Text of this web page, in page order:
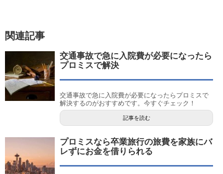
関連記事
交通事故で急に入院費が必要になったら
プロミスで解決
交通事故で急に入院費が必要になったらプロミスで
解決するのがおすすめです。今すぐチェック！
記事を読む
プロミスなら卒業旅行の旅費を家族にバ
レずにお金を借りられる